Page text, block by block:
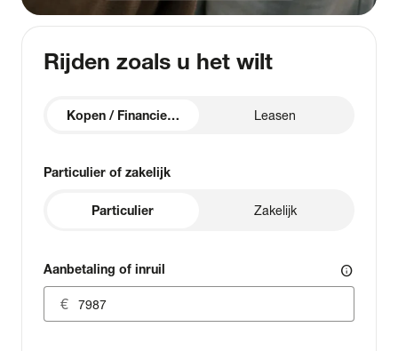
Rijden zoals u het wilt
Kopen / Financieren Leasen
Particulier of zakelijk
Particulier Zakelijk
Aanbetaling of inruil info